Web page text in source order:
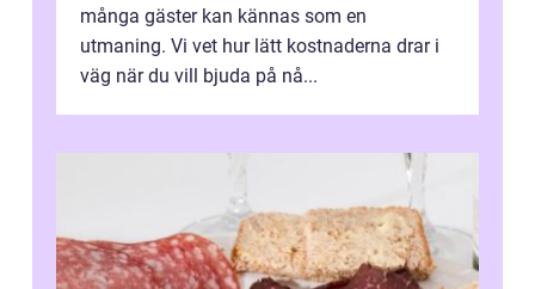
många gäster kan kännas som en
utmaning. Vi vet hur lätt kostnaderna drar i
väg när du vill bjuda på nå...